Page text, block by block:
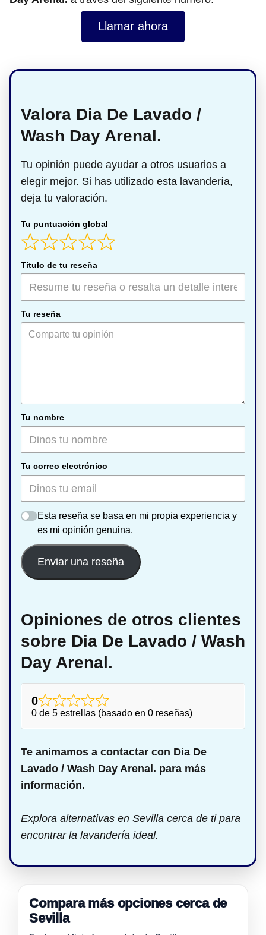
Llamar ahora
Valora Dia De Lavado /
Wash Day Arenal.
Tu opinión puede ayudar a otros usuarios a
elegir mejor. Si has utilizado esta lavandería,
deja tu valoración.
Tu puntuación global
Título de tu reseña
Tu reseña
Tu nombre
Tu correo electrónico
Esta reseña se basa en mi propia experiencia y
es mi opinión genuina.
Enviar una reseña
Opiniones de otros clientes
sobre Dia De Lavado / Wash
Day Arenal.
0
0 de 5 estrellas (basado en 0 reseñas)
Te animamos a contactar con Dia De
Lavado / Wash Day Arenal. para más
información.
Explora alternativas en Sevilla cerca de ti para
encontrar la lavandería ideal.
Compara más opciones cerca de
Sevilla